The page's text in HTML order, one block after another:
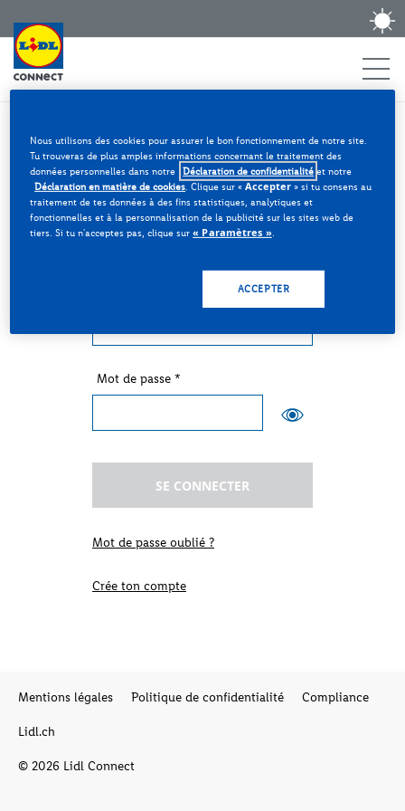
Bienvenue
Accès à ton compte Lidl Connect
Mot de passe *
SE CONNECTER
Mot de passe oublié ?
Crée ton compte
Mentions légales Politique de confidentialité Compliance
Lidl.ch
© 2026 Lidl Connect
Nous utilisons des cookies pour assurer le bon fonctionnement de notre site.
Tu trouveras de plus amples informations concernant le traitement des
données personnelles dans notre Déclaration de confidentialité et notre
Déclaration en matière de cookies. Clique sur «Accepter » si tu consens au
traitement de tes données à des fins statistiques, analytiques et
fonctionnelles et à la personnalisation de la publicité sur les sites web de
tiers. Si tu n'acceptes pas, clique sur« Paramètres ».
ACCEPTER